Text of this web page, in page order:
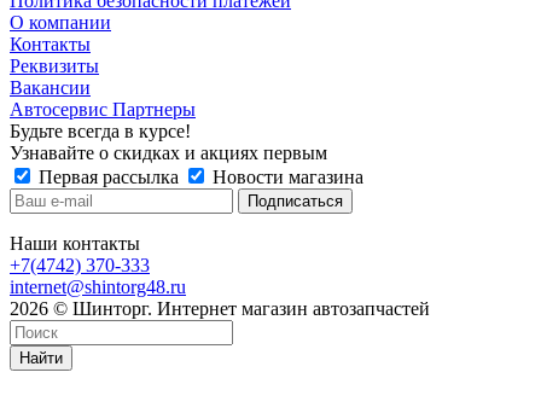
О компании
Контакты
Реквизиты
Вакансии
Автосервис Партнеры
Будьте всегда в курсе!
Узнавайте о скидках и акциях первым
Первая рассылка
Новости магазина
Наши контакты
+7(4742) 370-333
internet@shintorg48.ru
2026 © Шинторг. Интернет магазин автозапчастей
Найти